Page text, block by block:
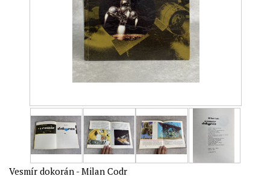
Vesmír dokorán - Milan Codr